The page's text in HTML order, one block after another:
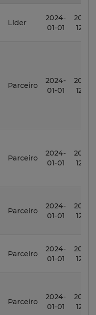
Líder
2024-
01-01
2027-
12-31
Parceiro
2024-
01-01
2027-
12-31
Parceiro
2024-
01-01
2027-
12-31
Parceiro
2024-
01-01
2027-
12-31
Parceiro
2024-
01-01
2027-
12-31
Parceiro
2024-
01-01
2027-
12-31